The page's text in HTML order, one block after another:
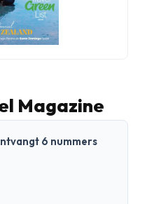
Magazine
6 nummers